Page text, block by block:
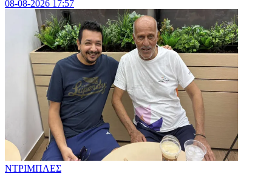
08-08-2026 17:57
ΝΤΡΙΜΠΛΕΣ